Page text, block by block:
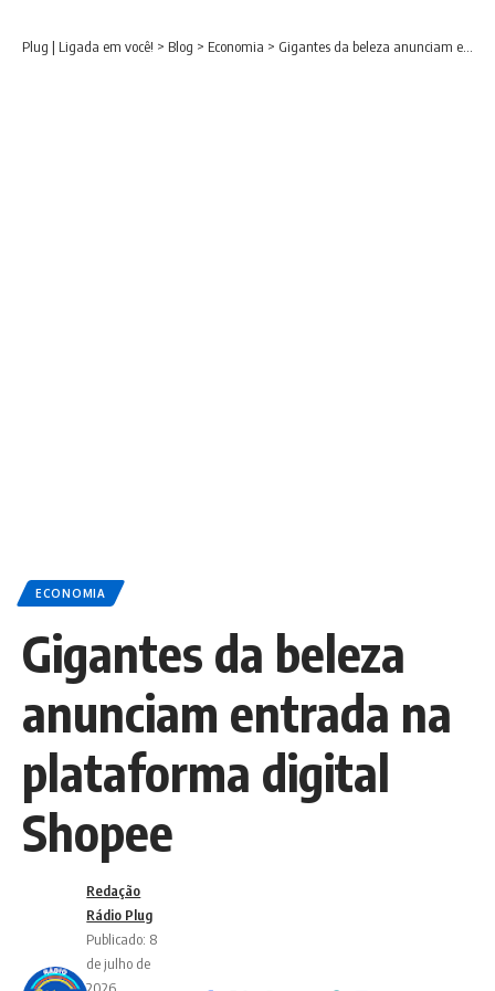
Plug | Ligada em você! > Blog > Economia > Gigantes da beleza anunciam entrada na plataforma digital Shopee
ECONOMIA
Gigantes da beleza
anunciam entrada na
plataforma digital
Shopee
Redação
Rádio Plug
Publicado: 8
de julho de